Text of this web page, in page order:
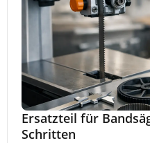
Ersatzteil für
Schritten